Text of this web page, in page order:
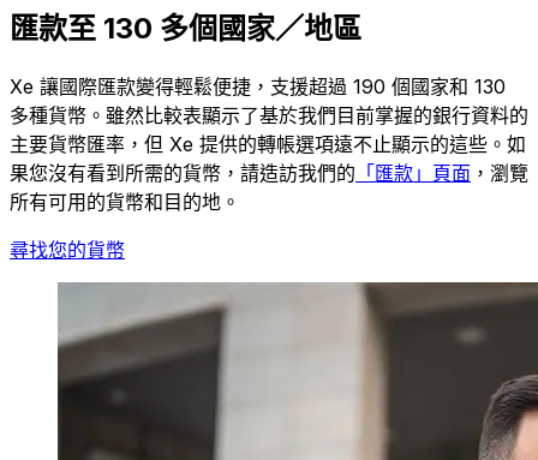
匯款至 130 多個國家／地區
Xe 讓國際匯款變得輕鬆便捷，支援超過 190 個國家和 130
多種貨幣。雖然比較表顯示了基於我們目前掌握的銀行資料的
主要貨幣匯率，但 Xe 提供的轉帳選項遠不止顯示的這些。如
果您沒有看到所需的貨幣，請造訪我們的 「匯款」頁面 ，瀏覽
所有可用的貨幣和目的地。
尋找您的貨幣